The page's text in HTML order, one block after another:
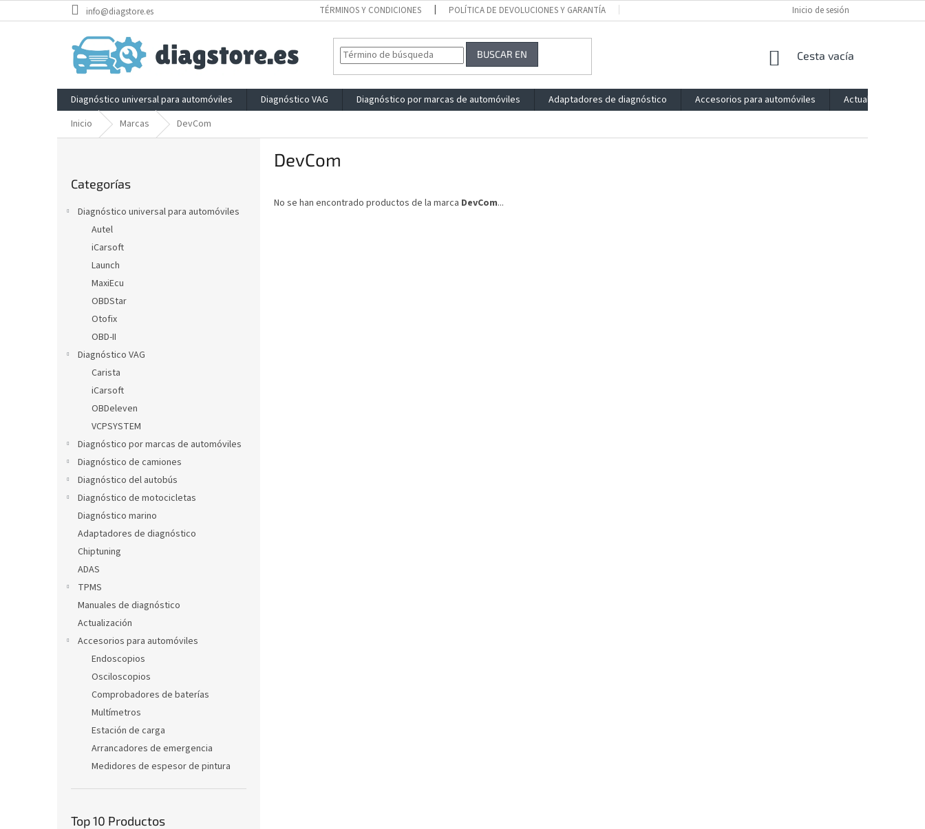
al
info@diagstore.es TÉRMINOS Y CONDICIONES POLÍTICA DE DEVOLUCIONES Y GARANTÍA IMPRESSUM BLOG
Inicio de sesión
BUSCAR EN
CESTA
LA
COMPRA
Cesta vacía
Diagnóstico universal para automóviles Diagnóstico VAG Diagnóstico por marcas de automóviles Adaptadores de diagnóstico Accesorios para automóviles
Actualización
Inicio
Marcas DevCom
categorías
Categorías
Diagnóstico universal para automóviles
Autel
iCarsoft
Launch
MaxiEcu
OBDStar
Otofix
OBD-II
Diagnóstico VAG
Carista
iCarsoft
OBDeleven
VCPSYSTEM
Diagnóstico por marcas de automóviles
Diagnóstico de camiones
Diagnóstico del autobús
Diagnóstico de motocicletas
Diagnóstico marino
Adaptadores de diagnóstico
Chiptuning
ADAS
TPMS
Manuales de diagnóstico
Actualización
Accesorios para automóviles
Endoscopios
Osciloscopios
Comprobadores de baterías
Multímetros
Estación de carga
Arrancadores de emergencia
Medidores de espesor de pintura
Top 10 Productos
DevCom
No se han encontrado productos de la marca DevCom...